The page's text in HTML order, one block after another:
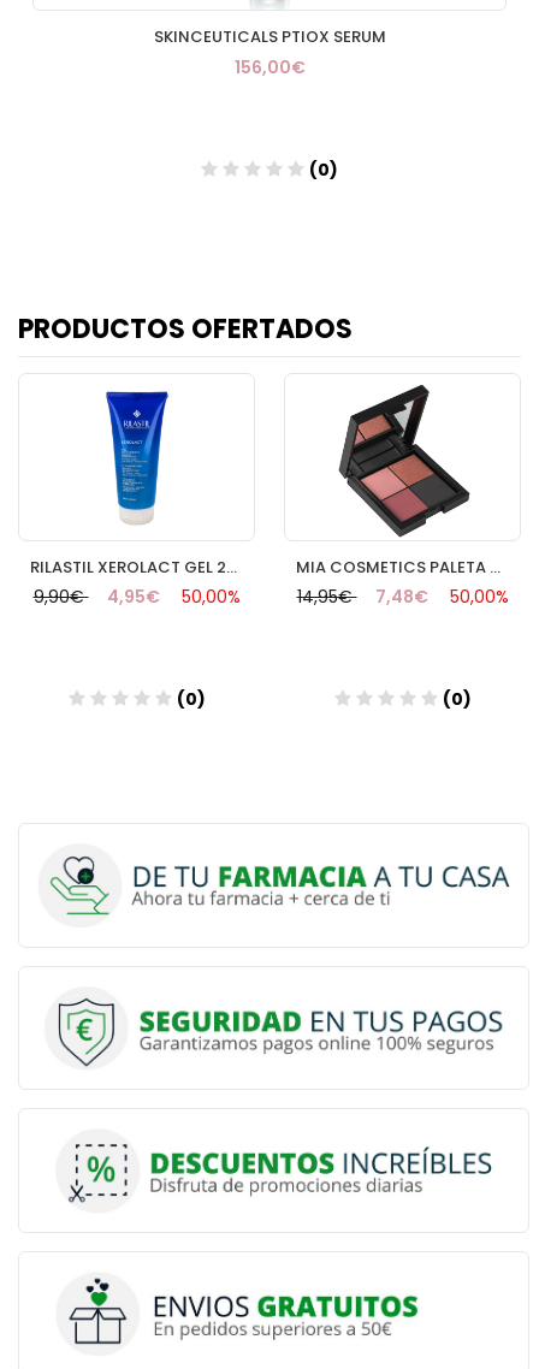
SKINCEUTICALS PTIOX SERUM
156,00€
(0)
PRODUCTOS OFERTADOS
RILASTIL XEROLACT GEL 200 ML
9,90€ 4,95€ 50,00%
(0)
MIA COSMETICS PALETA SOMBRAS DE OJOS ROSA
14,95€ 7,48€ 50,00%
(0)